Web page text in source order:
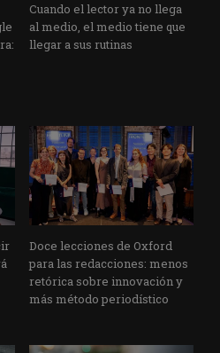
Cuando el lector ya no llega
al medio, el medio tiene que
llegar a sus rutinas
Doce lecciones de Oxford
para las redacciones: menos
retórica sobre innovación y
más método periodístico